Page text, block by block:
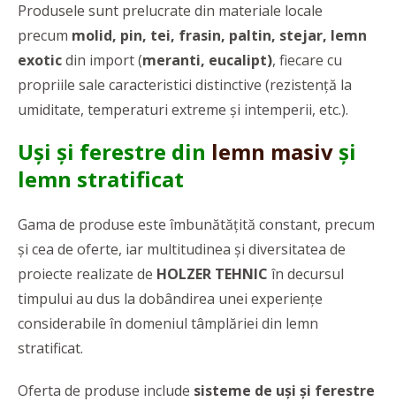
Produsele sunt prelucrate din materiale locale
precum molid, pin, tei, frasin, paltin, stejar, lemn
exoticdin import (meranti, eucalipt), fiecare cu
propriile sale caracteristici distinctive (rezistență la
umiditate, temperaturi extreme și intemperii, etc.).
Uși și ferestre din lemn masiv și
lemn stratificat
Gama de produse este îmbunătățită constant, precum
și cea de oferte, iar multitudinea și diversitatea de
proiecte realizate de HOLZER TEHNIC în decursul
timpului au dus la dobândirea unei experiențe
considerabile în domeniul tâmplăriei din lemn
stratificat.
Oferta de produse include sisteme de uși și ferestre